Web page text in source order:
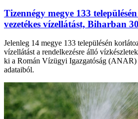
Tizennégy megye 133
vezetékes vízellátást, Biharban
Jelenleg 14 megye 133 településén
vízellátást a rendelkezésre álló
ki a Román Vízügyi Igazgatóság (ANAR)
adataiból.